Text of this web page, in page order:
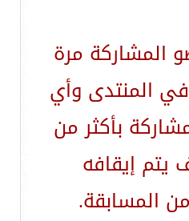
المشاركة مرة
المنتدى وأي
بأكثر من
إيقافه
المسابقة.